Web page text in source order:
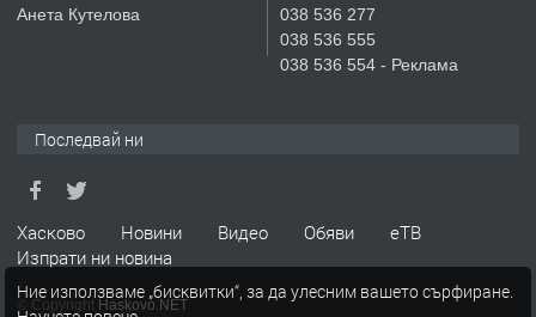
№4119 Едностаен обзаведен
Анета Кутелова
038 536 277
038 536 555
038 536 554 - Реклама
Последвай ни
Хасково Новини Видео Обяви
еТВ
Изпрати ни новина
© Copyright Haskovo.NET
Ние използваме „бисквитки“, за да улесним вашето сърфиране.